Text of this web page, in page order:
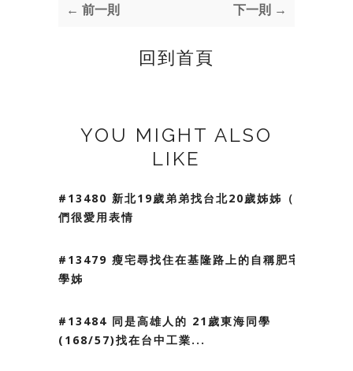
← 前一則 下一則 →
回到首頁
YOU MIGHT ALSO
LIKE
#13480 新北19歲弟弟找台北20歲姊姊（我
們很愛用表情
#13479 瘦宅尋找住在基隆路上的自稱肥宅
學姊
#13484 同是高雄人的 21歲東海同學
(168/57)找在台中工業...